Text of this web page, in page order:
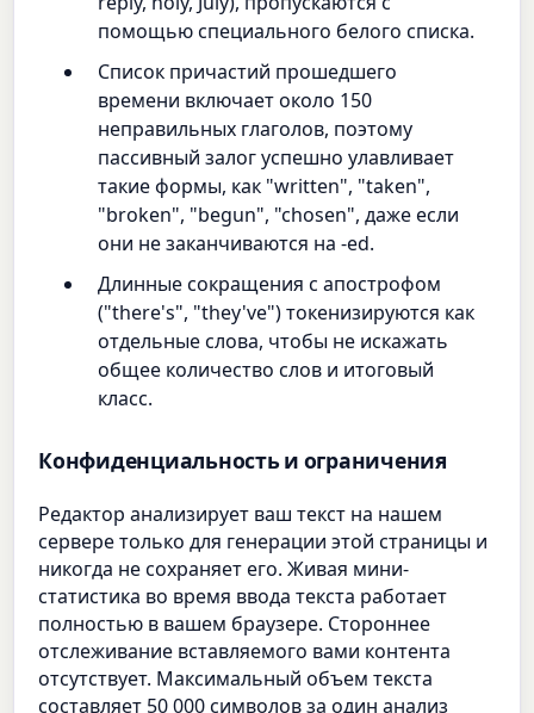
помощью специального белого списка.
Список причастий прошедшего
времени включает около 150
неправильных глаголов, поэтому
пассивный залог успешно улавливает
такие формы, как "written", "taken",
"broken", "begun", "chosen", даже если
они не заканчиваются на -ed.
Длинные сокращения с апострофом
("there's", "they've") токенизируются как
отдельные слова, чтобы не искажать
общее количество слов и итоговый
класс.
Конфиденциальность и ограничения
Редактор анализирует ваш текст на нашем
сервере только для генерации этой страницы и
никогда не сохраняет его. Живая мини-
статистика во время ввода текста работает
полностью в вашем браузере. Стороннее
отслеживание вставляемого вами контента
отсутствует. Максимальный объем текста
составляет 50 000 символов за один анализ